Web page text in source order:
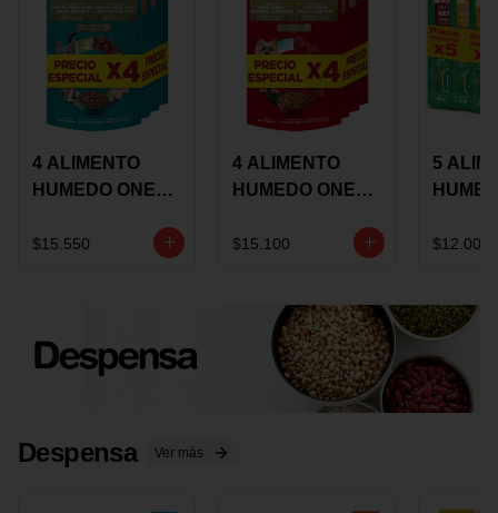
4 ALIMENTO
HUMEDO ONE
85 GRS
$15.550
4 ALIMENTO
HUMEDO ONE
85 GRS
$15.100
5
$12.000
Despensa Ver más